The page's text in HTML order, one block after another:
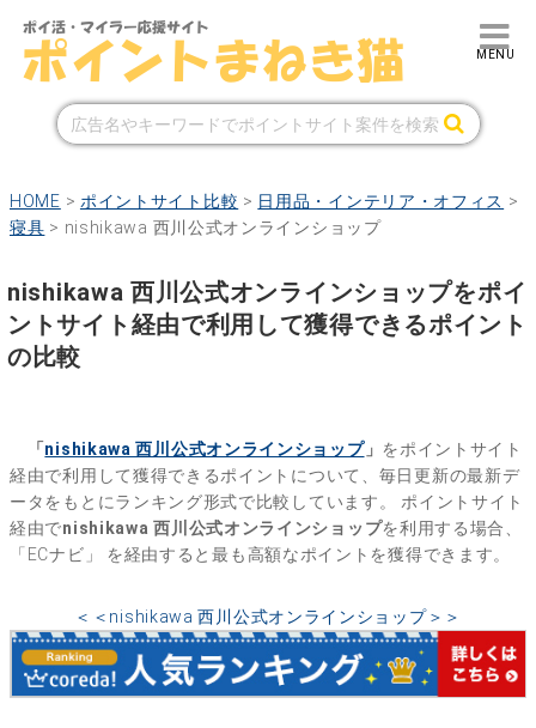
HOME > ポイントサイト比較 > 日用品・インテリア・オフィス >
寝具 > nishikawa 西川公式オンラインショップ
nishikawa 西川公式オンラインショップをポイ
ントサイト経由で利用して獲得できるポイント
の比較
「 nishikawa 西川公式オンラインショップ」 をポイントサイト
経由で利用して獲得できるポイントについて、毎日更新の最新デ
ータをもとにランキング形式で比較しています。 ポイントサイト
経由でnishikawa 西川公式オンラインショップを利用する場合、
「ECナビ」
を経由すると最も高額なポイントを獲得できます。
＜＜nishikawa 西川公式オンラインショップ＞＞